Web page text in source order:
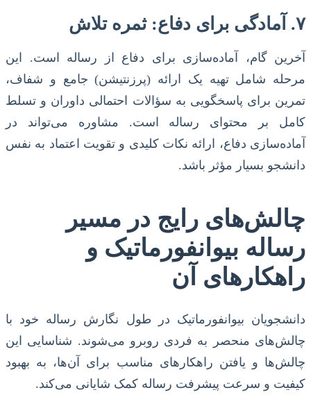
۷. آمادگی برای دفاع: ثمره تلاش
آخرین گام، آماده‌سازی برای دفاع از رساله است. این
مرحله شامل تهیه یک ارائه (پرزنتیشن) جامع و شفاف،
تمرین برای پاسخگویی به سؤالات احتمالی داوران و تسلط
کامل بر محتوای رساله است. مشاوره می‌تواند در
آماده‌سازی دفاع، ارائه نکات کلیدی و تقویت اعتماد به نفس
دانشجو بسیار مؤثر باشد.
چالش‌های رایج در مسیر
رساله بیوانفورماتیک و
راهکارهای آن
دانشجویان بیوانفورماتیک در طول نگارش رساله خود با
چالش‌های منحصر به فردی روبرو می‌شوند. شناسایی این
چالش‌ها و یافتن راهکارهای مناسب برای آن‌ها، به بهبود
کیفیت و سرعت پیشرفت رساله کمک شایانی می‌کند.